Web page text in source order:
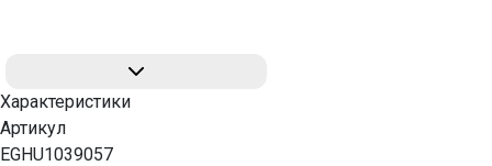
Характеристики
Артикул
EGHU1039057